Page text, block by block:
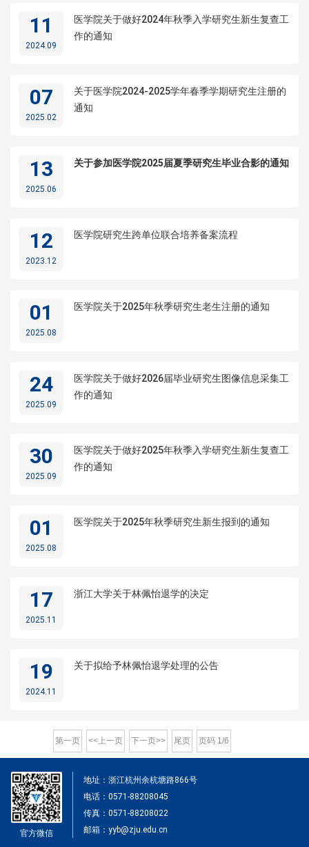
11
2024.09
医学院关于做好2024年秋季入学研究生新生复查工
作的通知
07
2025.02
关于医学院2024-2025学年春季学期研究生注册的
通知
13
2025.06
关于参加医学院2025届夏季研究生毕业合影的通知
12
2023.12
医学院研究生跨单位联合培养备案流程
01
2025.08
医学院关于2025年秋季研究生老生注册的通知
24
2025.09
医学院关于做好2026届毕业研究生图像信息采集工
作的通知
30
2025.09
医学院关于做好2025年秋季入学研究生新生复查工
作的通知
01
2025.08
医学院关于2025年秋季研究生新生报到的通知
17
2025.11
浙江大学关于林佩怡退学的决定
19
2024.11
关于拟给予林佩怡退学处理的公告
第一页 <<上一页 下一页>> 尾页 页码 1 /6
官方微信
地址：浙江杭州余杭塘路866号
电话：0571-88208045
传真：0571-88208022
邮箱：yyb@zju.edu.cn